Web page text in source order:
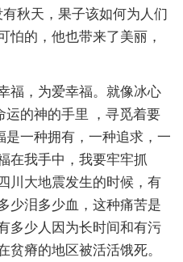
秋天，果子该如何为人们
怕的，他也带来了美丽，
福，为爱幸福。就像冰心
运的神的手里 ，寻觅着要
是一种拥有，一种追求，一
在我手中，我要牢牢抓
川大地震发生的时候，有
少泪多少血，这种痛苦是
多少人因为长时间和有污
贫瘠的地区被活活饿死。